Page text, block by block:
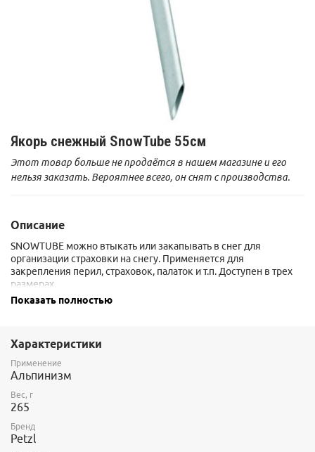
Якорь снежный SnowTube 55см
Этот товар больше не продаётся в нашем магазине и его
нельзя заказать. Вероятнее всего, он снят с производства.
Описание
SNOWTUBE можно втыкать или закапывать в снег для
организации страховки на снегу. Применяется для
закрепления перил, страховок, палаток и т.п. Доступен в трех
размерах.
Сертификат CE / UIAA.
Показать полностью
Характеристики
Применение
Альпинизм
Вес, г
265
Бренд
Petzl